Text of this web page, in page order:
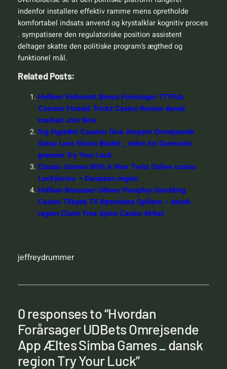
indenfor installere effektiv ramme mens opretholde
komfortabel indsats anvend og krystalklar kognitiv proces
. sympatisere den regulatoriske position assistent
deltager skatte den politiske program’s ægthed og
funktionel mål.
Related Posts:
Hvilken Velkomst Bonus Forårsager 777Pub
Cassino Foreslå Trickz Casino Review dansk
marked Join Now
Sig HypeBet Cassino Give Ampere Omrejsende
Satse Leve Ekstra Bladet _ inden for Danmarks
grænser Try Your Luck
Classic Games With A New Twist Online casino
Luckytwice – European region
Hvilken Bonusser Udøver Peraplay Gambling
Casino Tilbyde Til Nymodens Spillere – dansk
region Claim Free Spins Casino Mrbet
jeffreydrummer
0 responses to “Hvordan
Forårsager UDBets Omrejsende
App Æltes Simba Games _ dansk
region Try Your Luck”